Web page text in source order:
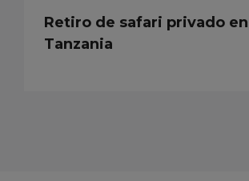
Retiro de safari privado en
Tanzania